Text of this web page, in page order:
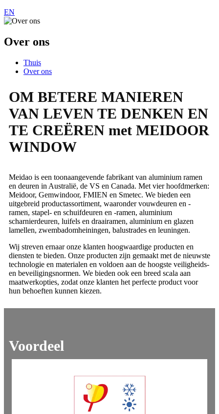
EN
Over ons
Thuis
Over ons
OM BETERE MANIEREN
VAN LEVEN TE DENKEN EN
TE CREËREN met MEIDOOR
WINDOW
Meidao is een toonaangevende fabrikant van aluminium ramen
en deuren in Australië, de VS en Canada. Met vier hoofdmerken:
Meidoor, Gemwindoor, FMIEN en Smetec. We bieden een
uitgebreid productassortiment, waaronder vouwdeuren en -
ramen, stapel- en schuifdeuren en -ramen, aluminium
scharnierdeuren, luifels en draairamen, aluminium en glazen
lamellen, zwembadomheiningen, balustrades en leuningen.
Wij streven ernaar onze klanten hoogwaardige producten en
diensten te bieden. Onze producten zijn gemaakt met de nieuwste
technologie en materialen en voldoen aan de hoogste veiligheids-
en beveiligingsnormen. We bieden ook een breed scala aan
maatwerkopties, zodat onze klanten het perfecte product voor
hun behoeften kunnen kiezen.
Voordeel